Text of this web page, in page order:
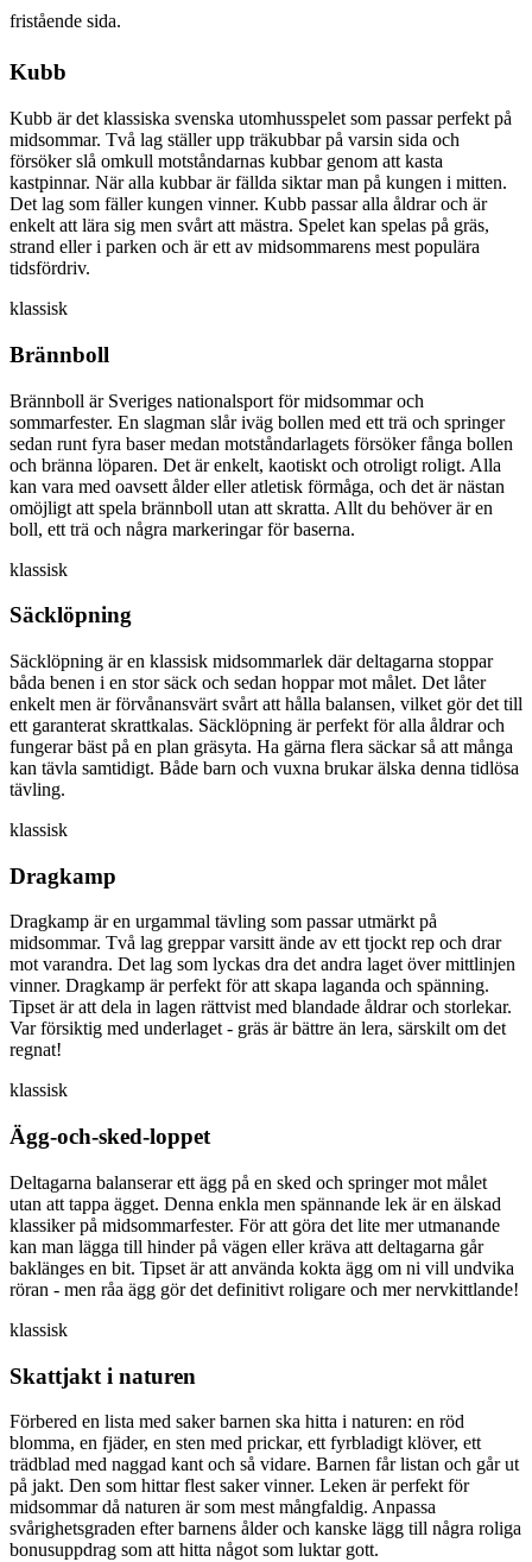
fristående sida.
Kubb
Kubb är det klassiska svenska utomhusspelet som passar perfekt på
midsommar. Två lag ställer upp träkubbar på varsin sida och
försöker slå omkull motståndarnas kubbar genom att kasta
kastpinnar. När alla kubbar är fällda siktar man på kungen i mitten.
Det lag som fäller kungen vinner. Kubb passar alla åldrar och är
enkelt att lära sig men svårt att mästra. Spelet kan spelas på gräs,
strand eller i parken och är ett av midsommarens mest populära
tidsfördriv.
klassisk
Brännboll
Brännboll är Sveriges nationalsport för midsommar och
sommarfester. En slagman slår iväg bollen med ett trä och springer
sedan runt fyra baser medan motståndarlagets försöker fånga bollen
och bränna löparen. Det är enkelt, kaotiskt och otroligt roligt. Alla
kan vara med oavsett ålder eller atletisk förmåga, och det är nästan
omöjligt att spela brännboll utan att skratta. Allt du behöver är en
boll, ett trä och några markeringar för baserna.
klassisk
Säcklöpning
Säcklöpning är en klassisk midsommarlek där deltagarna stoppar
båda benen i en stor säck och sedan hoppar mot målet. Det låter
enkelt men är förvånansvärt svårt att hålla balansen, vilket gör det till
ett garanterat skrattkalas. Säcklöpning är perfekt för alla åldrar och
fungerar bäst på en plan gräsyta. Ha gärna flera säckar så att många
kan tävla samtidigt. Både barn och vuxna brukar älska denna tidlösa
tävling.
klassisk
Dragkamp
Dragkamp är en urgammal tävling som passar utmärkt på
midsommar. Två lag greppar varsitt ände av ett tjockt rep och drar
mot varandra. Det lag som lyckas dra det andra laget över mittlinjen
vinner. Dragkamp är perfekt för att skapa laganda och spänning.
Tipset är att dela in lagen rättvist med blandade åldrar och storlekar.
Var försiktig med underlaget - gräs är bättre än lera, särskilt om det
regnat!
klassisk
Ägg-och-sked-loppet
Deltagarna balanserar ett ägg på en sked och springer mot målet
utan att tappa ägget. Denna enkla men spännande lek är en älskad
klassiker på midsommarfester. För att göra det lite mer utmanande
kan man lägga till hinder på vägen eller kräva att deltagarna går
baklänges en bit. Tipset är att använda kokta ägg om ni vill undvika
röran - men råa ägg gör det definitivt roligare och mer nervkittlande!
klassisk
Skattjakt i naturen
Förbered en lista med saker barnen ska hitta i naturen: en röd
blomma, en fjäder, en sten med prickar, ett fyrbladigt klöver, ett
trädblad med naggad kant och så vidare. Barnen får listan och går ut
på jakt. Den som hittar flest saker vinner. Leken är perfekt för
midsommar då naturen är som mest mångfaldig. Anpassa
svårighetsgraden efter barnens ålder och kanske lägg till några roliga
bonusuppdrag som att hitta något som luktar gott.